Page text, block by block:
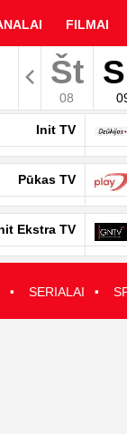
FILMAI
Št
08
Init TV
Pūkas TV
Ekstra TV
· SERIALAI ·